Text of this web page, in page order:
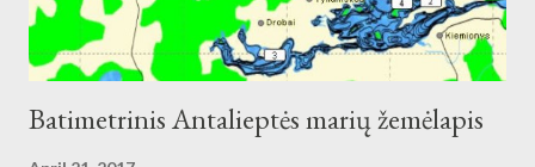
Batimetrinis Antalieptės marių žemėlapis